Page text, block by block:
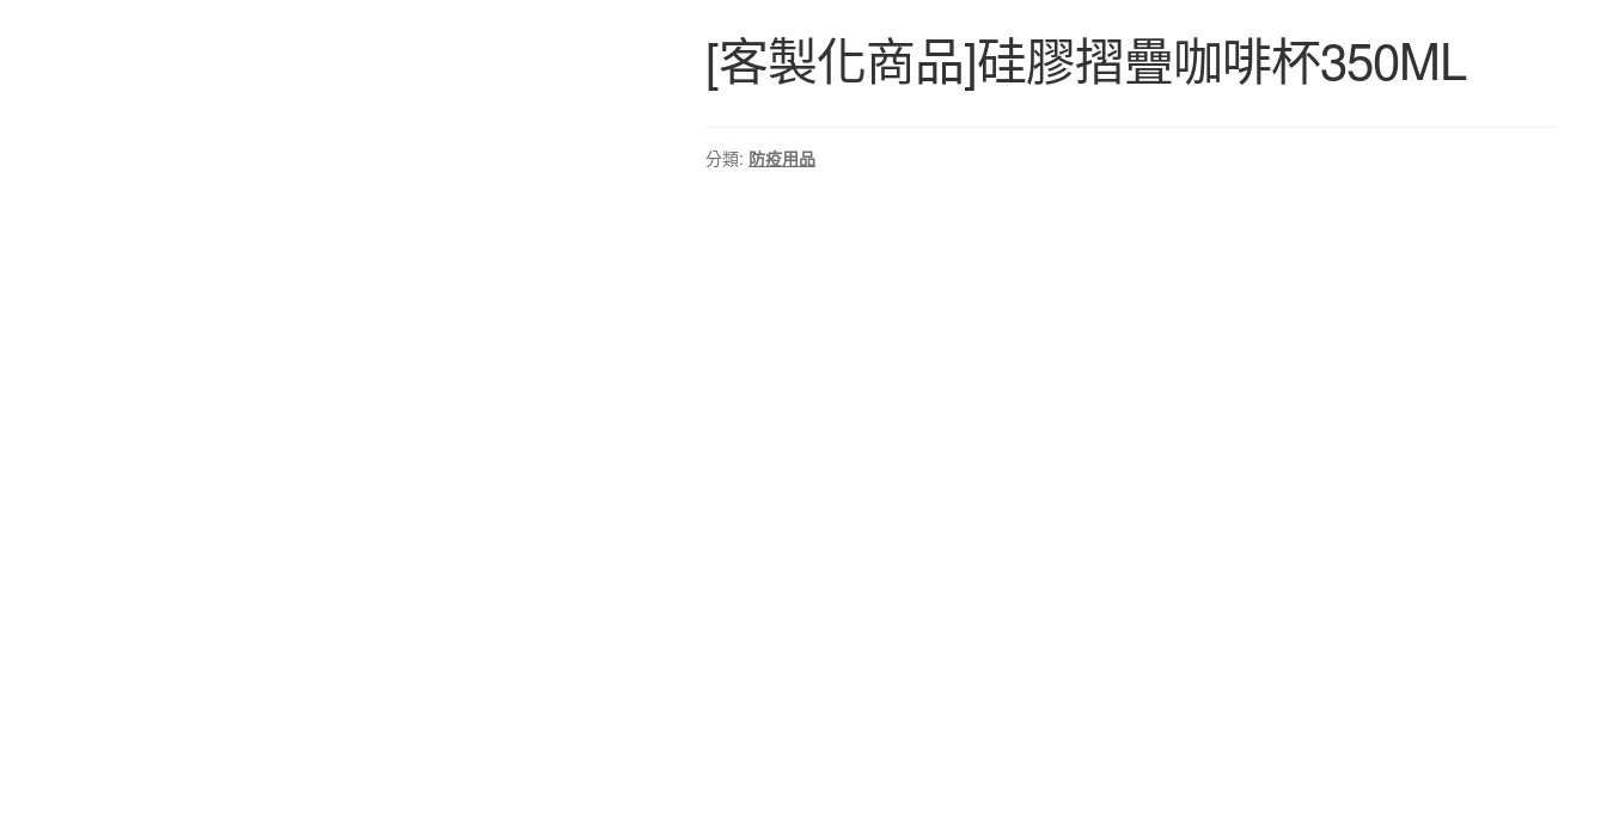
[客製化商品]硅膠摺疊咖啡杯350ML
分類: 防疫用品